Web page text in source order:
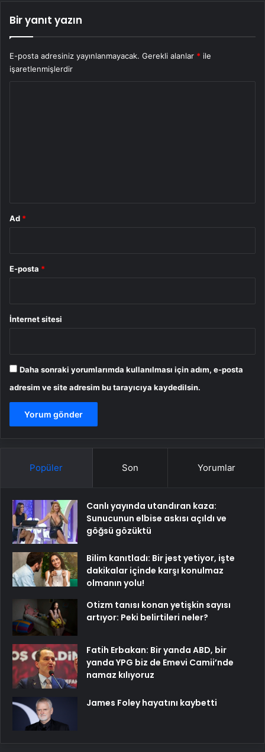
Bir yanıt yazın
E-posta adresiniz yayınlanmayacak. Gerekli alanlar * ile
işaretlenmişlerdir
Ad *
E-posta *
İnternet sitesi
Daha sonraki yorumlarımda kullanılması için adım, e-posta
adresim ve site adresim bu tarayıcıya kaydedilsin.
Popüler Son Yorumlar
Canlı yayında utandıran kaza:
Sunucunun elbise askısı açıldı ve
göğsü gözüktü
Bilim kanıtladı: Bir jest yetiyor, işte
dakikalar içinde karşı konulmaz
olmanın yolu!
Otizm tanısı konan yetişkin sayısı
artıyor: Peki belirtileri neler?
Fatih Erbakan: Bir yanda ABD, bir
yanda YPG biz de Emevi Camii’nde
namaz kılıyoruz
James Foley hayatını kaybetti